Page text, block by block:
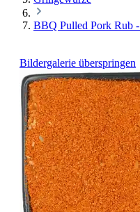
BBQ Pulled Pork Rub
Bildergalerie überspringen